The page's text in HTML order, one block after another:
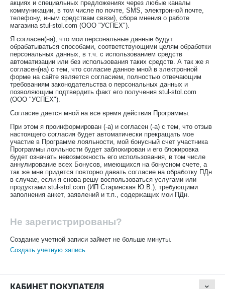
акциях и специальных предложениях через любые каналы
коммуникации, в том числе по почте, SMS, электронной почте,
телефону, иным средствам связи), сбора мнения о работе
магазина stul-stol.com (ООО "УСПЕХ").
Я согласен(на), что мои персональные данные будут
обрабатываться способами, соответствующими целям обработки
персональных данных, в т.ч. с использованием средств
автоматизации или без использования таких средств. А так же я
согласен(на) с тем, что согласие данное мной в электронной
форме на сайте является согласием, полностью отвечающим
требованиям законодательства о персональных данных и
позволяющим подтвердить факт его получения stul-stol.com
(ООО "УСПЕХ").
Согласие дается мной на все время действия Программы.
При этом я проинформирован (-а) и согласен (-а) с тем, что отзыв
настоящего согласия будет автоматически прекращать мое
участие в Программе лояльности, мой бонусный счет участника
Программы лояльности будет заблокирован и его блокировка
будет означать невозможность его использования, в том числе
аннулирование всех Бонусов, имеющихся на бонусном счете, а
так же мне придется повторно давать согласие на обработку ПДн
в случае, если я снова решу воспользоваться услугами или
продуктами stul-stol.com (ИП Старинская Ю.В.), требующими
заполнения анкет, заявлений и т.п., содержащих мои ПДн.
Не зарегистрированы?
Создание учетной записи займет не больше минуты.
Создать учетную запись
КАБИНЕТ ПОКУПАТЕЛЯ